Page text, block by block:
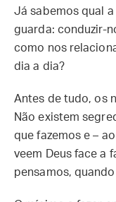
Já sabemos qual
guarda: conduzir-
como nos
dia a dia?
Antes de tudo, os
Não existem
que fazemos e –
veem Deus face a
pensamos,